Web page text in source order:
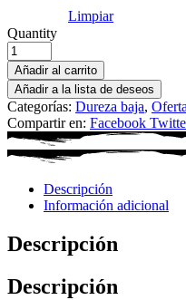
Limpiar
Quantity
Añadir al carrito
Añadir a la lista de deseos
Categorías: Dureza baja,
Compartir en: Facebook
Descripción
Información adicional
Descripción
Descripción